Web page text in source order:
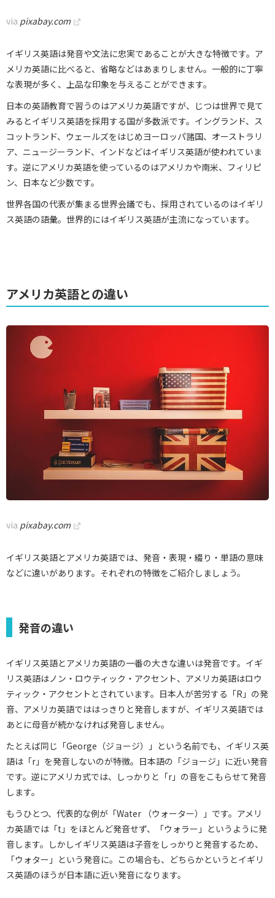
via pixabay.com
イギリス英語は発音や文法に忠実であることが大きな特徴です。ア
メリカ英語に比べると、省略などはあまりしません。一般的に丁寧
な表現が多く、上品な印象を与えることができます。
日本の英語教育で習うのはアメリカ英語ですが、じつは世界で見て
みるとイギリス英語を採用する国が多数派です。イングランド、ス
コットランド、ウェールズをはじめヨーロッパ諸国、オーストラリ
ア、ニュージーランド、インドなどはイギリス英語が使われていま
す。逆にアメリカ英語を使っているのはアメリカや南米、フィリピ
ン、日本など少数です。
世界各国の代表が集まる世界会議でも、採用されているのはイギリ
ス英語の語彙。世界的にはイギリス英語が主流になっています。
アメリカ英語との違い
via pixabay.com
イギリス英語とアメリカ英語では、発音・表現・綴り・単語の意味
などに違いがあります。それぞれの特徴をご紹介しましょう。
発音の違い
イギリス英語とアメリカ英語の一番の大きな違いは発音です。イギ
リス英語はノン・ロウティック・アクセント、アメリカ英語はロウ
ティック・アクセントとされています。日本人が苦労する「R」の発
音、アメリカ英語でははっきりと発音しますが、イギリス英語では
あとに母音が続かなければ発音しません。
たとえば同じ「George（ジョージ）」という名前でも、イギリス英
語は「r」を発音しないのが特徴。日本語の「ジョージ」に近い発音
です。逆にアメリカ式では、しっかりと「r」の音をこもらせて発音
します。
もうひとつ、代表的な例が「Water （ウォーター）」です。アメリ
カ英語では「t」をほとんど発音せず、「ウォラー」というように発
音します。しかしイギリス英語は子音をしっかりと発音するため、
「ウォター」という発音に。この場合も、どちらかというとイギリ
ス英語のほうが日本語に近い発音になります。